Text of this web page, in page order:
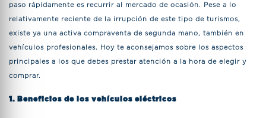
paso rápidamente es recurrir al mercado de ocasión. Pese a lo
relativamente reciente de la irrupción de este tipo de turismos,
existe ya una activa compraventa de segunda mano, también en
vehículos profesionales. Hoy te aconsejamos sobre los aspectos
principales a los que debes prestar atención a la hora de elegir y
comprar.
1. Beneficios de los vehículos eléctricos